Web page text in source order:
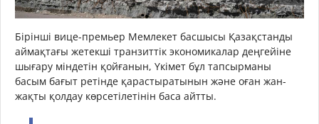
Бірінші вице-премьер Мемлекет басшысы Қазақстанды
аймақтағы жетекші транзиттік экономикалар деңгейіне
шығару міндетін қойғанын, Үкімет бұл тапсырманы
басым бағыт ретінде қарастыратынын және оған жан-
жақты қолдау көрсетілетінін баса айтты.